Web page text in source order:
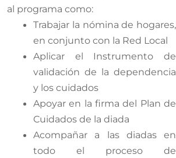
al programa como:
Trabajar la nómina de hogares,
en conjunto con la Red Local
Aplicar el Instrumento de
validación de la dependencia
y los cuidados
Apoyar en la firma del Plan de
Cuidados de la diada
Acompañar a las diadas en
todo el proceso de